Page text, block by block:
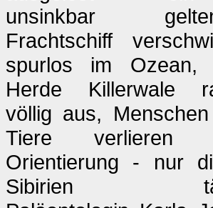
unsinkbar
Frachtschiff
spurlos im Ozean,
Herde Killerwale
völlig aus,
Tiere verlieren
Orientierung - nur
Sibirien